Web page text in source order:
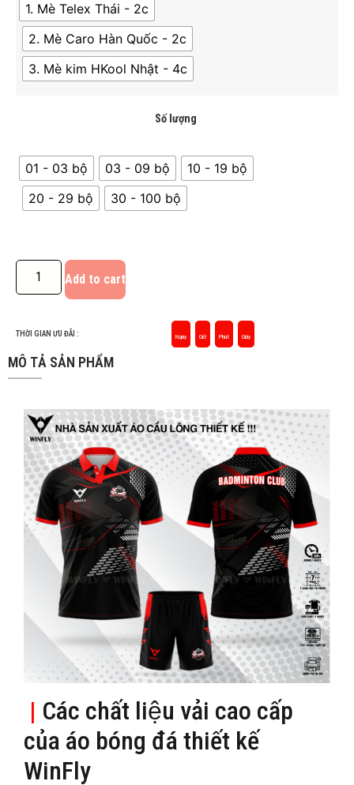
1. Mè Telex Thái - 2c
2. Mè Caro Hàn Quốc - 2c
3. Mè kim HKool Nhật - 4c
Số lượng
01 - 03 bộ 03 - 09 bộ
10 - 19 bộ
20 - 29 bộ
30 - 100 bộ
Add to cart
THỜI GIAN ƯU ĐÃI : Ngày Giờ Phút Giây
MÔ TẢ SẢN PHẨM
| Các chất liệu vải cao cấp
của áo bóng đá thiết kế
WinFly